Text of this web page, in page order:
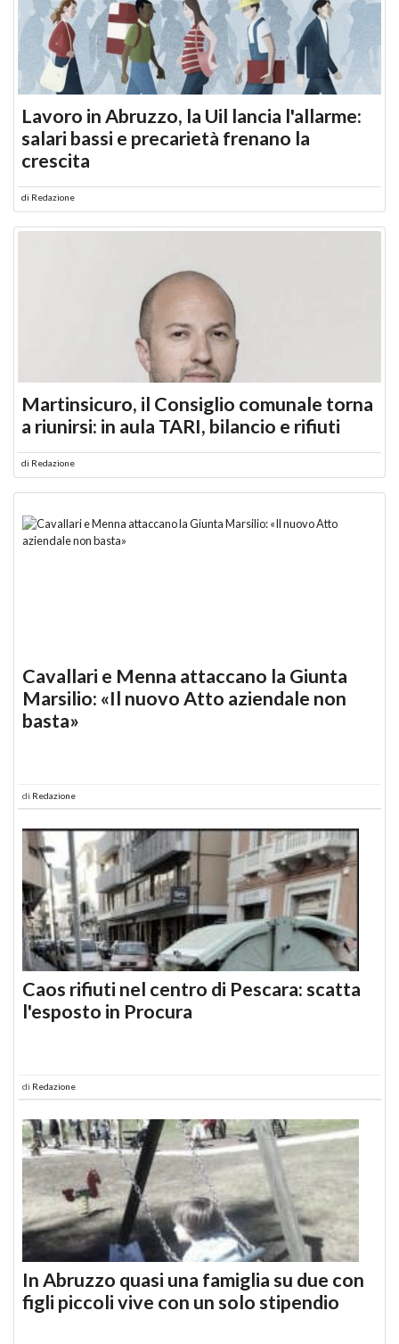
Lavoro in Abruzzo, la Uil lancia l'allarme:
salari bassi e precarietà frenano la
crescita
di Redazione
Martinsicuro, il Consiglio comunale torna
a riunirsi: in aula TARI, bilancio e rifiuti
di Redazione
Cavallari e Menna attaccano la Giunta
Marsilio: «Il nuovo Atto aziendale non
basta»
di Redazione
Caos rifiuti nel centro di Pescara: scatta
l'esposto in Procura
di Redazione
In Abruzzo quasi una famiglia su due con
figli piccoli vive con un solo stipendio